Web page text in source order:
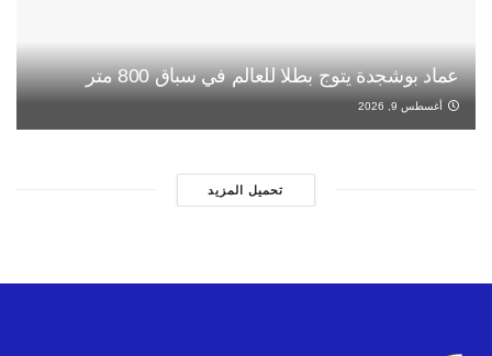
عماد بوشجدة يتوج بطلا للعالم في سباق 800 متر
أغسطس 9, 2026
تحميل المزيد